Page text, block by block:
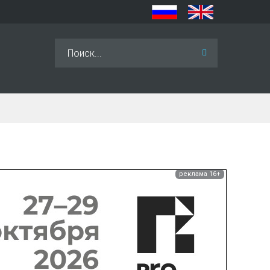
реклама 16+